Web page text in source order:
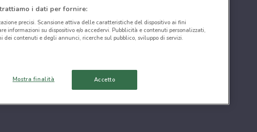
i dati per fornire:
precisi. Scansione attiva delle caratteristiche del dispositivo ai fini
informazioni su dispositivo e/o accedervi. Pubblicità e contenuti personalizzati,
dei contenuti e degli annunci, ricerche sul pubblico, sviluppo di servizi.
Mostra finalità Accetto